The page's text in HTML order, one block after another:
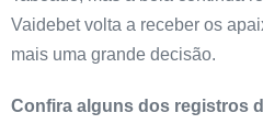
Vaidebet volta a receber os
mais uma grande decisão.
Confira alguns dos registros